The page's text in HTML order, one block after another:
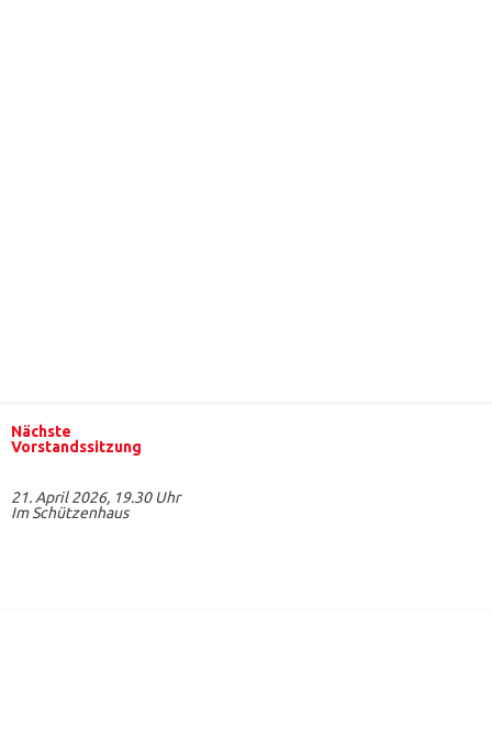
Nächste
Vorstandssitzung
21. April 2026, 19.30 Uhr
Im Schützenhaus